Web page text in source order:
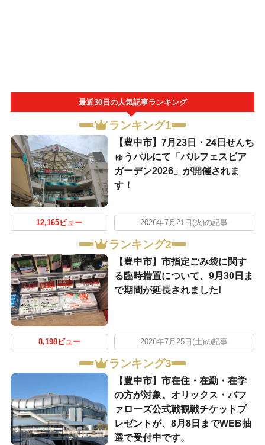
最近30日の人気記事ランキング
ランキング1
【豊中市】7月23日・24日せんち
ゅうパルにて「パルフェスビア
ガーデン2026」が開催されま
す！
12,165ビュー 2026年7月21日(火)の記事
ランキング2
【豊中市】市指定ごみ袋に関す
る臨時措置について、9月30日ま
で期間が延長されました!
8,198ビュー 2026年7月25日(土)の記事
ランキング3
【豊中市】市在住・在勤・在学
の方が対象。オリックス・バフ
ァローズ公式戦観戦チケットプ
レゼントが、8月8日までWEB抽
選で受付中です。